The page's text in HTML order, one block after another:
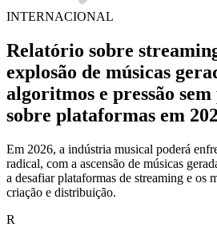
INTERNACIONAL
Relatório sobre
explosão de músicas
algoritmos e pressão sem
sobre plataformas em
Em 2026, a indústria musical poderá
radical, com a ascensão de músicas
a desafiar plataformas de streaming e os
criação e distribuição.
R